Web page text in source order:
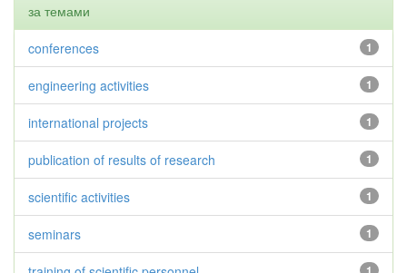
за темами
1
conferences
1
engineering activities
1
international projects
1
publication of results of research
1
scientific activities
1
seminars